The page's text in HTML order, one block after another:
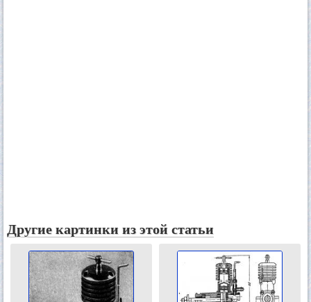
Другие картинки из этой статьи